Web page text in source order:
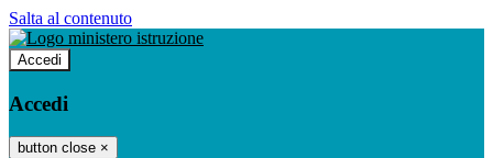
Salta al contenuto
Accedi
Accedi
button close ×